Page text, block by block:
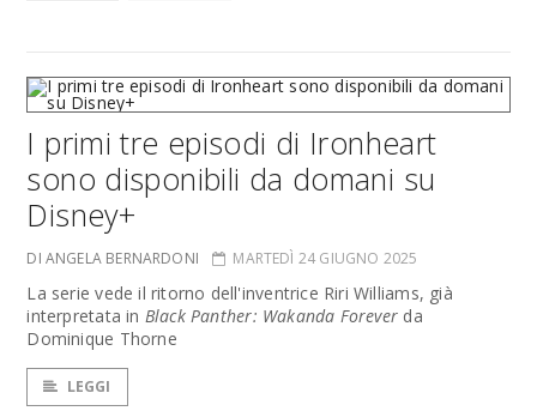
I primi tre episodi di Ironheart
sono disponibili da domani su
Disney+
DI ANGELA BERNARDONI MARTEDÌ 24 GIUGNO 2025
La serie vede il ritorno dell'inventrice Riri Williams, già
interpretata in Black Panther: Wakanda Forever da
Dominique Thorne
LEGGI